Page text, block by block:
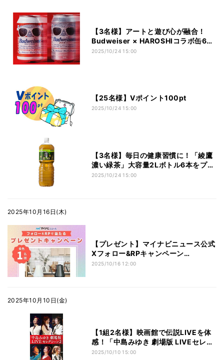
【3名様】アートと遊び心が融合！
Budweiser × HAROSHIコラボ缶6本
セットをプレゼント！
2025/10/24 15:00
【25名様】Vポイント100pt
2025/10/24 15:00
【3名様】毎日の健康習慣に！「綾鷹
濃い緑茶」大容量2Lボトル6本をプレ
ゼント
2025/10/24 15:00
2025年10月16日(木)
【プレゼント】マイナビニュース公式
Xフォロー&RPキャンペーン
EPEIOS「ドリップケトル
2025/10/16 12:00
2025年10月10日(金)
【1組2名様】映画館で伝説LIVEを体
感！「中島みゆき 劇場版 LIVEセレク
ション2」鑑賞券をプレゼント
2025/10/10 15:00